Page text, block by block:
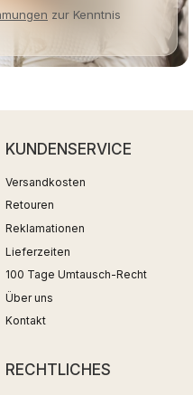
zur Kenntnis
KUNDENSERVICE
Versandkosten
Retouren
Reklamationen
Lieferzeiten
100 Tage Umtausch-Recht
Über uns
Kontakt
RECHTLICHES